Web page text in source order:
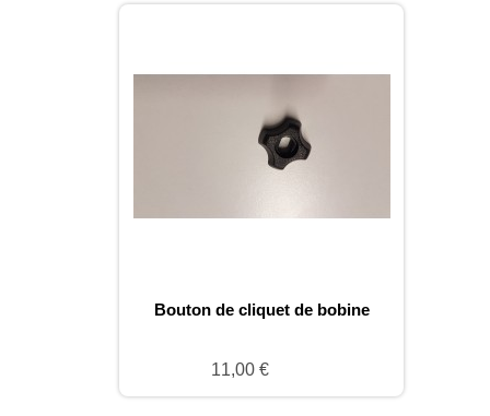
Bouton de cliquet de bobine
11,00 €